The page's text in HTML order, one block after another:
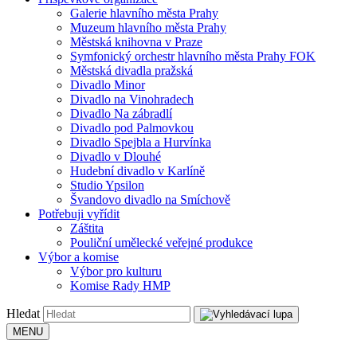
Galerie hlavního města Prahy
Muzeum hlavního města Prahy
Městská knihovna v Praze
Symfonický orchestr hlavního města Prahy FOK
Městská divadla pražská
Divadlo Minor
Divadlo na Vinohradech
Divadlo Na zábradlí
Divadlo pod Palmovkou
Divadlo Spejbla a Hurvínka
Divadlo v Dlouhé
Hudební divadlo v Karlíně
Studio Ypsilon
Švandovo divadlo na Smíchově
Potřebuji vyřídit
Záštita
Pouliční umělecké veřejné produkce
Výbor a komise
Výbor pro kulturu
Komise Rady HMP
Hledat
MENU